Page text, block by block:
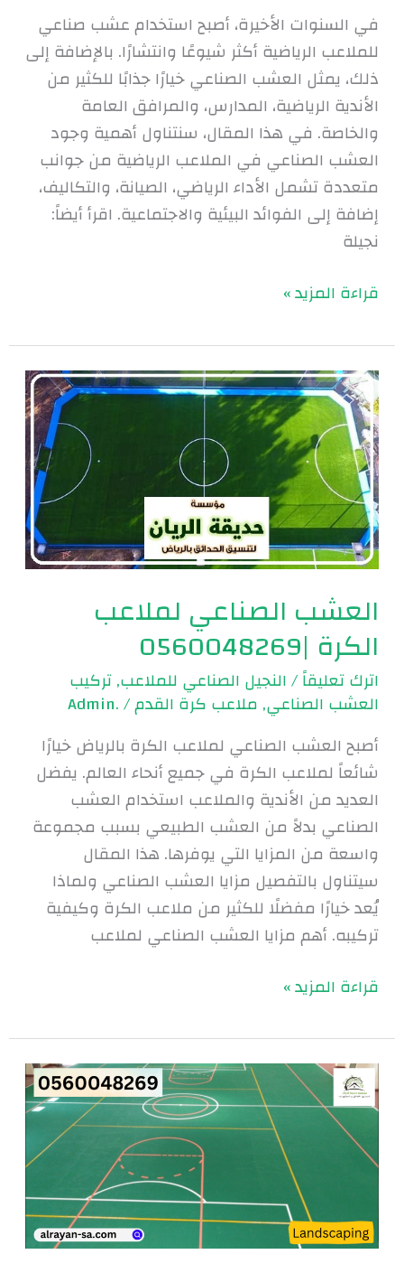
في السنوات الأخيرة، أصبح استخدام عشب صناعي
للملاعب الرياضية أكثر شيوعًا وانتشارًا. بالإضافة إلى
ذلك، يمثل العشب الصناعي خيارًا جذابًا للكثير من
الأندية الرياضية، المدارس، والمرافق العامة
والخاصة. في هذا المقال، سنتناول أهمية وجود
العشب الصناعي في الملاعب الرياضية من جوانب
متعددة تشمل الأداء الرياضي، الصيانة، والتكاليف،
إضافة إلى الفوائد البيئية والاجتماعية. اقرأ أيضاً:
نجيلة
قراءة المزيد »
العشب الصناعي لملاعب
الكرة |0560048269
اترك تعليقاً/النجيل الصناعي للملاعب,تركيب
العشب الصناعي, ملاعب كرة القدم/
.Admin
أصبح العشب الصناعي لملاعب الكرة بالرياض خيارًا
شائعاً لملاعب الكرة في جميع أنحاء العالم. يفضل
العديد من الأندية والملاعب استخدام العشب
الصناعي بدلاً من العشب الطبيعي بسبب مجموعة
واسعة من المزايا التي يوفرها. هذا المقال
سيتناول بالتفصيل مزايا العشب الصناعي ولماذا
يُعد خيارًا مفضلًا للكثير من ملاعب الكرة وكيفية
تركيبه. أهم مزايا العشب الصناعي لملاعب
العشب
الصناعي
لملاعب
الكرة
|0560048269
قراءة المزيد »
طرق
انشاء
ملاعب
الاكريليك